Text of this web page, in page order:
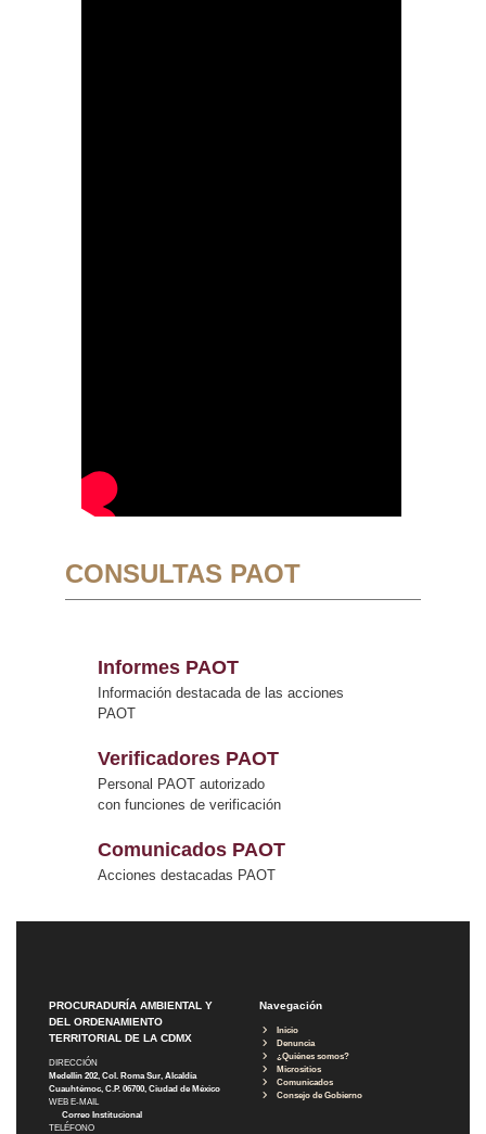
CONSULTAS PAOT
Informes PAOT
Información destacada de las acciones
PAOT
Verificadores PAOT
Personal PAOT autorizado
con funciones de verificación
Comunicados PAOT
Acciones destacadas PAOT
PROCURADURÍA AMBIENTAL Y
DEL ORDENAMIENTO
TERRITORIAL DE LA CDMX
DIRECCIÓN
Medellín 202, Col. Roma Sur, Alcaldía
Cuauhtémoc, C.P. 06700, Ciudad de México
WEB E-MAIL
Correo Institucional
TELÉFONO
Navegación
Inicio
Denuncia
¿Quiénes somos?
Micrositios
Comunicados
Consejo de Gobierno